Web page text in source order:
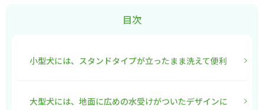
目次
小型犬には、スタンドタイプが立ったまま洗えて便利
大型犬には、地面に広めの水受けがついたデザインに